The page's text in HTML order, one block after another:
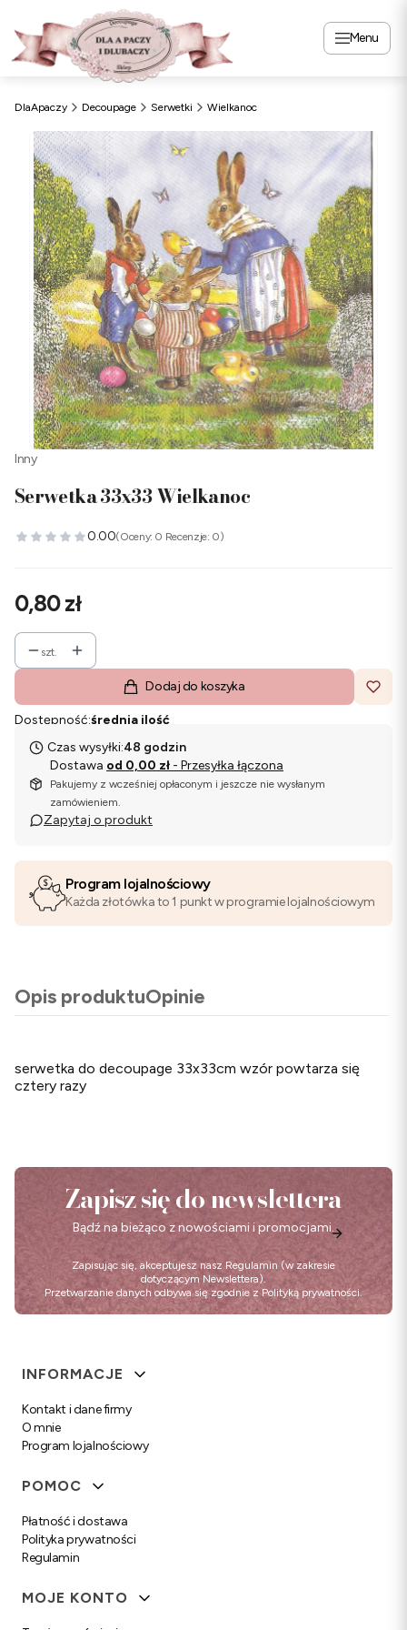
Menu
DlaApaczy Decoupage Serwetki Wielkanoc
Inny
Serwetka 33x33 Wielkanoc
0.00(Oceny: 0 Recenzje: 0)
Cena
0,80 zł
szt.
Dodaj do koszyka
Dostępność:średnia ilość
Czas wysyłki:48 godzin
Dostawa od 0,00 zł - Przesyłka łączona
Pakujemy z wcześniej opłaconym i jeszcze nie wysłanym
zamówieniem.
Zapytaj o produkt
Program lojalnościowy
Każda złotówka to 1 punkt w programie lojalnościowym
Opis produktuOpinie
serwetka do decoupage 33x33cm wzór powtarza się
cztery razy
Zapisz się do newslettera
Bądź na bieżąco z nowościami i promocjami.
Zapisując się, akceptujesz nasz Regulamin (w zakresie
dotyczącym Newslettera).
Przetwarzanie danych odbywa się zgodnie z Polityką prywatności.
Linki w stopce
INFORMACJE
Kontakt i dane firmy
O mnie
Program lojalnościowy
POMOC
Płatność i dostawa
Polityka prywatności
Regulamin
MOJE KONTO